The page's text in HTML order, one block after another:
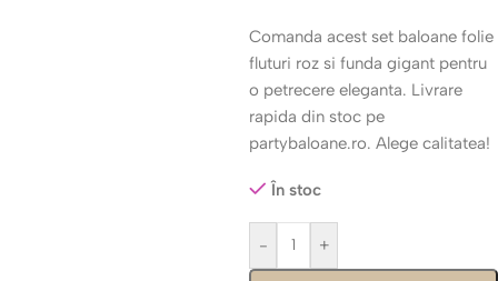
Comanda acest set baloane folie
fluturi roz si funda gigant pentru
o petrecere eleganta. Livrare
rapida din stoc pe
partybaloane.ro. Alege calitatea!
În stoc
- +